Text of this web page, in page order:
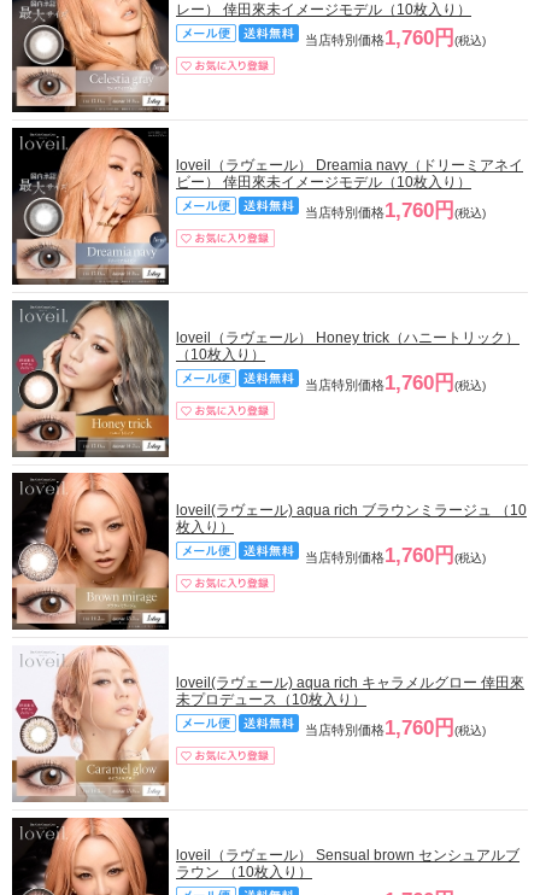
レー） 倖田來未イメージモデル（10枚入り）
当店特別価格1,760円 (税込)
loveil（ラヴェール） Dreamia navy（ドリーミアネイ
ビー） 倖田來未イメージモデル（10枚入り）
当店特別価格1,760円 (税込)
loveil（ラヴェール） Honey trick（ハニートリック）
（10枚入り）
当店特別価格1,760円 (税込)
loveil(ラヴェール) aqua rich ブラウンミラージュ （10
枚入り）
当店特別価格1,760円 (税込)
loveil(ラヴェール) aqua rich キャラメルグロー 倖田來
未プロデュース（10枚入り）
当店特別価格1,760円 (税込)
loveil（ラヴェール） Sensual brown センシュアルブ
ラウン （10枚入り）